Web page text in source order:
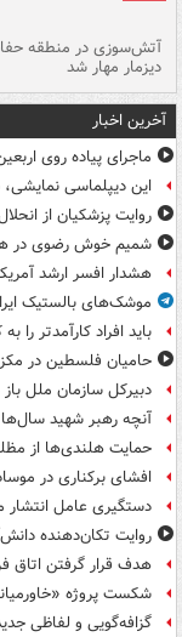
آتش‌سوزی در منطقه
دیزمار مهار شد
آخرین اخبار
ماجرای پیاده روی
این دیپلماسی
روایت پزشکیان از
شمیم خوش رضوی در
هشدار افسر ارشد
موشک‌های بالستیک
باید افراد کارآمدتر را
حامیان فلسطین در
دبیرکل سازمان ملل
آنچه رهبر شهید
حمایت هلندی‌ها از
افشای برکناری در
دستگیری عامل انتشار
روایت تکان‌دهنده
هدف قرار گرفتن اتاق‌
شکست پروژه
گزافه‌گویی و لفاظی